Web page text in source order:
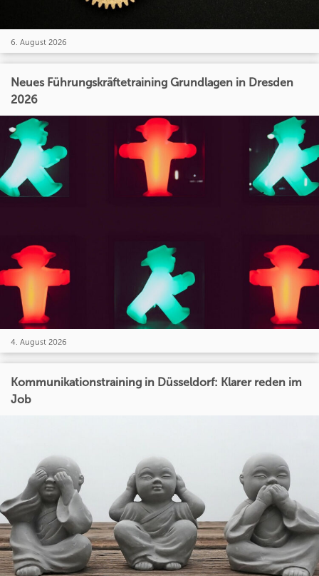
6. August 2026
Neues Führungskräftetraining Grundlagen in Dresden
2026
4. August 2026
Kommunikationstraining in Düsseldorf: Klarer reden im
Job